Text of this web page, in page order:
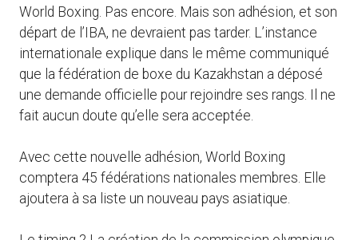
World Boxing. Pas encore. Mais son adhésion, et son
départ de l’IBA, ne devraient pas tarder. L’instance
internationale explique dans le même communiqué
que la fédération de boxe du Kazakhstan a déposé
une demande officielle pour rejoindre ses rangs. Il ne
fait aucun doute qu’elle sera acceptée.
Avec cette nouvelle adhésion, World Boxing
comptera 45 fédérations nationales membres. Elle
ajoutera à sa liste un nouveau pays asiatique.